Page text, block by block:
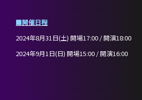
■開催日程
2024年8月31日(土) 開場17:00 / 開演18:00
2024年9月1日(日) 開場15:00 / 開演16:00